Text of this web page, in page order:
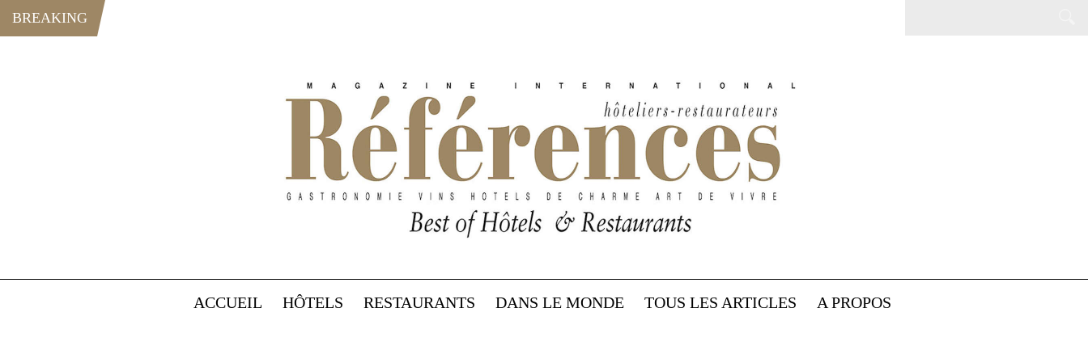
BREAKING
ACCUEIL HÔTELS RESTAURANTS DANS LE MONDE TOUS LES ARTICLES A PROPOS